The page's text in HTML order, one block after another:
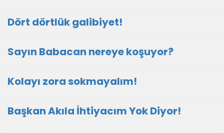
Dört dörtlük galibiyet!
Sayın Babacan nereye koşuyor?
Kolayı zora sokmayalım!
Başkan Akıla İhtiyacım Yok Diyor!